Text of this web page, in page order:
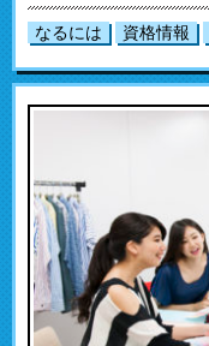
なるには 資格情報